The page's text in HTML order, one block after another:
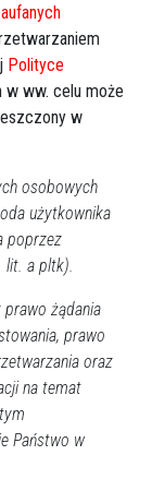
Nd
2
9
16
6
Polityce
w ww. celu może
w
osobowych
użytkownika
poprzez
lit. a pltk).
prawo żądania
prawo
oraz
na temat
Państwo w